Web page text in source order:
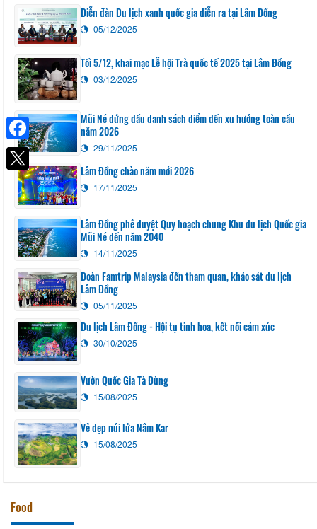
Diễn đàn Du lịch xanh quốc gia diễn ra tại Lâm Đồng
05/12/2025
Tối 5/12, khai mạc Lễ hội Trà quốc tế 2025 tại Lâm Đồng
03/12/2025
Mũi Né đứng đầu danh sách điểm đến xu hướng toàn cầu
năm 2026
29/11/2025
Lâm Đồng chào năm mới 2026
17/11/2025
Lâm Đồng phê duyệt Quy hoạch chung Khu du lịch Quốc gia
Mũi Né đến năm 2040
14/11/2025
Đoàn Famtrip Malaysia đến tham quan, khảo sát du lịch
Lâm Đồng
05/11/2025
Du lịch Lâm Đồng - Hội tụ tinh hoa, kết nối cảm xúc
30/10/2025
Vườn Quốc Gia Tà Đùng
15/08/2025
Vẻ đẹp núi lửa Nâm Kar
15/08/2025
Food
Facebook